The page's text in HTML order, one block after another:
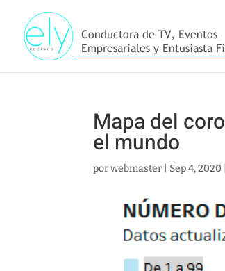
Mapa del
el mundo
porwebmaster Sep 4, 2020